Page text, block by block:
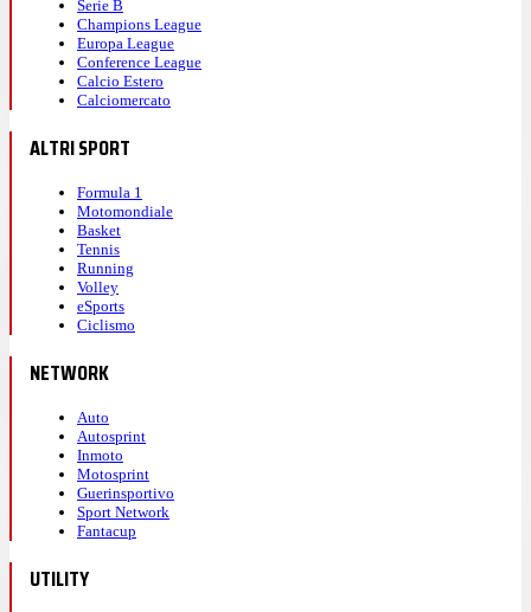
Serie B
Champions League
Europa League
Conference League
Calcio Estero
Calciomercato
ALTRI SPORT
Formula 1
Motomondiale
Basket
Tennis
Running
Volley
eSports
Ciclismo
NETWORK
Auto
Autosprint
Inmoto
Motosprint
Guerinsportivo
Sport Network
Fantacup
UTILITY